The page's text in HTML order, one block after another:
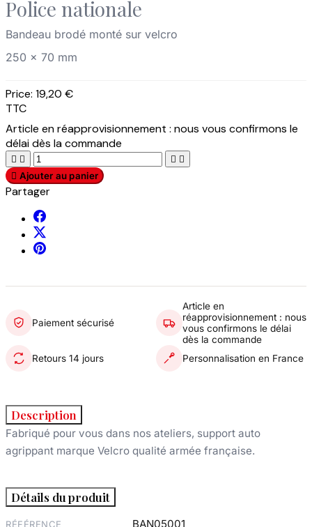
Police nationale
Bandeau brodé monté sur velcro
250 x 70 mm
Price: 19,20 €
TTC
Article en réapprovisionnement : nous vous confirmons le
délai dès la commande
   
 Ajouter au panier
Partager
Paiement sécurisé
Article en
réapprovisionnement : nous
vous confirmons le délai
dès la commande
Retours 14 jours
Personnalisation en France
Description
Fabriqué pour vous dans nos ateliers, support auto
agrippant marque Velcro qualité armée française.
Détails du produit
RÉFÉRENCE BAN05001